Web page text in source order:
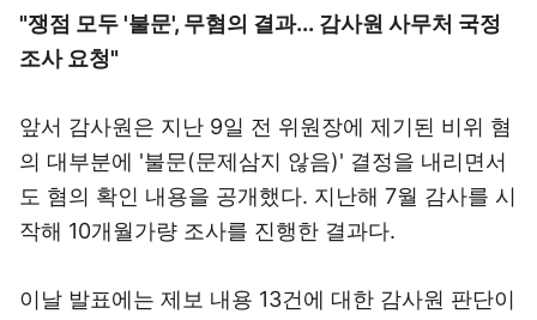
"쟁점 모두 '불문', 무혐의 결과... 감사원 사무처 국정
조사 요청"
앞서 감사원은 지난 9일 전 위원장에 제기된 비위 혐
의 대부분에 '불문(문제삼지 않음)' 결정을 내리면서
도 혐의 확인 내용을 공개했다. 지난해 7월 감사를 시
작해 10개월가량 조사를 진행한 결과다.
이날 발표에는 제보 내용 13건에 대한 감사원 판단이